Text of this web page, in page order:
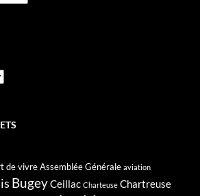
de vivreAssemblée Générale aviation
BugeyCeillac Charteuse Chartreuse